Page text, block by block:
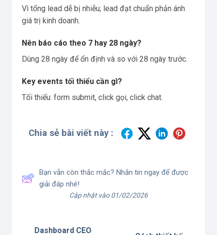
Vì tổng lead dễ bị nhiễu; lead đạt chuẩn phản ánh
giá trị kinh doanh.
Nên báo cáo theo 7 hay 28 ngày?
Dùng 28 ngày để ổn định và so với 28 ngày trước.
Key events tối thiểu cần gì?
Tối thiểu: form submit, click gọi, click chat.
Chia sẻ bài viết này :
Bạn vẫn còn thắc mắc? Nhắn tin ngay để được
giải đáp nhé!
Cập nhật vào 01/02/2026
Dashboard CEO